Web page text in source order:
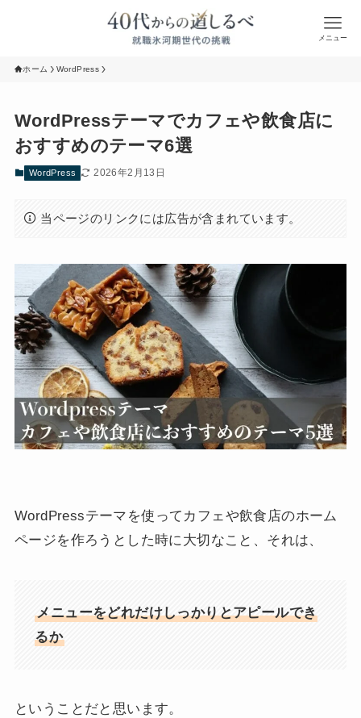
メニュー
ホーム WordPress
WordPressテーマでカフェや飲食店に
おすすめのテーマ6選
WordPress 2026年2月13日
当ページのリンクには広告が含まれています。
WordPressテーマを使ってカフェや飲食店のホーム
ページを作ろうとした時に大切なこと、それは、
メニューをどれだけしっかりとアピールでき
るか
ということだと思います。